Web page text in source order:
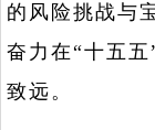
的风险挑战与
奋力在“十五
致远。